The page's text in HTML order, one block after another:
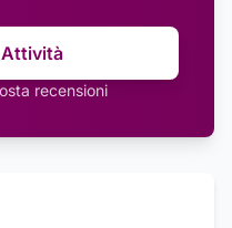
Attività
recensioni